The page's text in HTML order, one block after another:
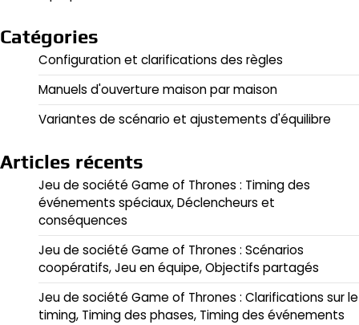
Catégories
Configuration et clarifications des règles
Manuels d'ouverture maison par maison
Variantes de scénario et ajustements d'équilibre
Articles récents
Jeu de société Game of Thrones : Timing des
événements spéciaux, Déclencheurs et
conséquences
Jeu de société Game of Thrones : Scénarios
coopératifs, Jeu en équipe, Objectifs partagés
Jeu de société Game of Thrones : Clarifications sur le
timing, Timing des phases, Timing des événements